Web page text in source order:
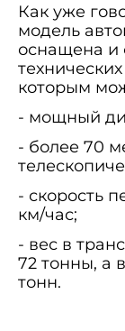
Как уже
модель
оснащена и
которым
- мощный
- более 70
- скорость
км/час;
- вес в
72 тонны, а
тонн.